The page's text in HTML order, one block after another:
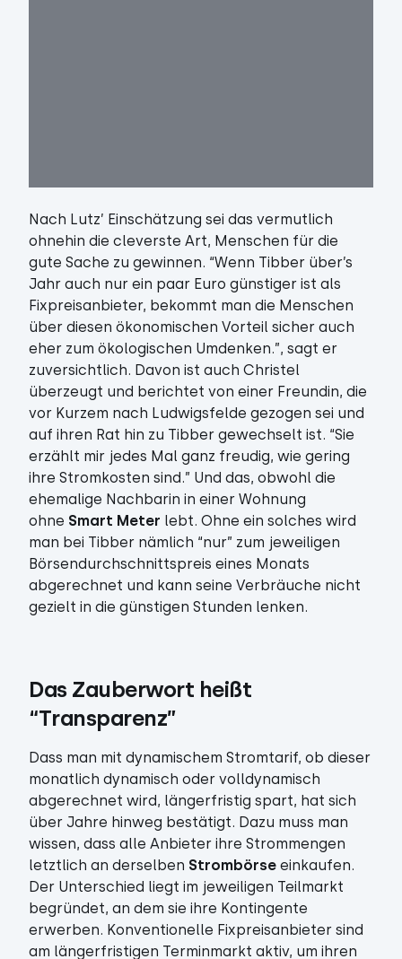
Nach Lutz’ Einschätzung sei das vermutlich
ohnehin die cleverste Art, Menschen für die
gute Sache zu gewinnen. “Wenn Tibber über’s
Jahr auch nur ein paar Euro günstiger ist als
Fixpreisanbieter, bekommt man die Menschen
über diesen ökonomischen Vorteil sicher auch
eher zum ökologischen Umdenken.”, sagt er
zuversichtlich. Davon ist auch Christel
überzeugt und berichtet von einer Freundin, die
vor Kurzem nach Ludwigsfelde gezogen sei und
auf ihren Rat hin zu Tibber gewechselt ist. “Sie
erzählt mir jedes Mal ganz freudig, wie gering
ihre Stromkosten sind.” Und das, obwohl die
ehemalige Nachbarin in einer Wohnung
ohne Smart Meter lebt. Ohne ein solches wird
man bei Tibber nämlich “nur” zum jeweiligen
Börsendurchschnittspreis eines Monats
abgerechnet und kann seine Verbräuche nicht
gezielt in die günstigen Stunden lenken.
Das Zauberwort heißt
“Transparenz”
Dass man mit dynamischem Stromtarif, ob dieser
monatlich dynamisch oder volldynamisch
abgerechnet wird, längerfristig spart, hat sich
über Jahre hinweg bestätigt. Dazu muss man
wissen, dass alle Anbieter ihre Strommengen
letztlich an derselben Strombörse einkaufen.
Der Unterschied liegt im jeweiligen Teilmarkt
begründet, an dem sie ihre Kontingente
erwerben. Konventionelle Fixpreisanbieter sind
am längerfristigen Terminmarkt aktiv, um ihren